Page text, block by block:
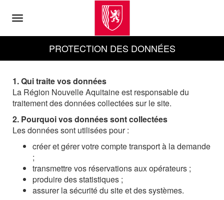
Menu
PROTECTION DES DONNÉES
1. Qui traite vos données
La Région Nouvelle Aquitaine est responsable du
traitement des données collectées sur le site.
2. Pourquoi vos données sont collectées
Les données sont utilisées pour :
créer et gérer votre compte transport à la demande
;
transmettre vos réservations aux opérateurs ;
produire des statistiques ;
assurer la sécurité du site et des systèmes.